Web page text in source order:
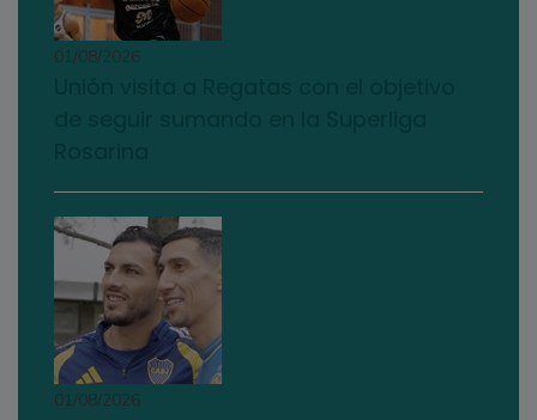
01/08/2026
01/08/2026